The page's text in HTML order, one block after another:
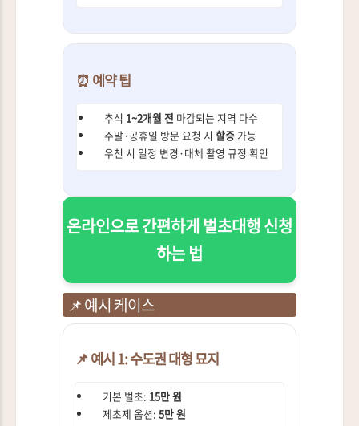
⏰ 예약 팁
추석 1~2개월 전 마감되는 지역 다수
주말·공휴일 방문 요청 시 할증 가능
우천 시 일정 변경·대체 촬영 규정 확인
온라인으로 간편하게 벌초대행 신청
하는 법
📌 예시 케이스
📌 예시 1: 수도권 대형 묘지
기본 벌초: 15만 원
제초제 옵션: 5만 원